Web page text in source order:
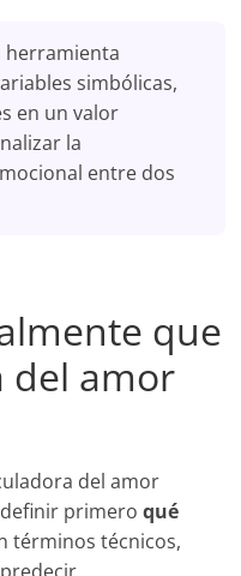
herramienta
simbólicas,
en un valor
la
entre dos
que
del amor
del amor
definir primeroqué
términos técnicos,